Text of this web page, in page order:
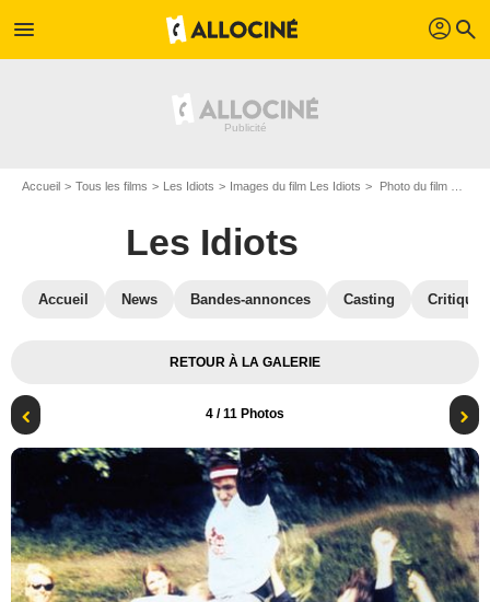
menu profil search
Accueil Tous les films Les Idiots Images du film Les Idiots Photo du film Les Idiots - Photo 4
Les Idiots
Accueil News Bandes-annonces Casting
RETOUR À LA GALERIE
4 / 11 Photos